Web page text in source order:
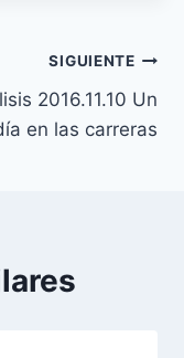
SIGUIENTE
2016.11.10 Un
en las carreras